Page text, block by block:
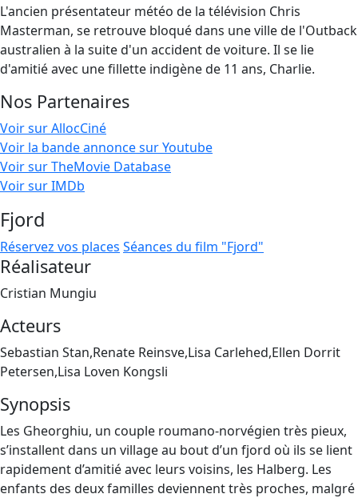
L'ancien présentateur météo de la télévision Chris
Masterman, se retrouve bloqué dans une ville de l'Outback
australien à la suite d'un accident de voiture. Il se lie
d'amitié avec une fillette indigène de 11 ans, Charlie.
Nos Partenaires
Voir sur AllocCiné
Voir la bande annonce sur Youtube
Voir sur TheMovie Database
Voir sur IMDb
Fjord
Réservez vos places Séances du film "Fjord"
Réalisateur
Cristian Mungiu
Acteurs
Sebastian Stan,Renate Reinsve,Lisa Carlehed,Ellen Dorrit
Petersen,Lisa Loven Kongsli
Synopsis
Les Gheorghiu, un couple roumano-norvégien très pieux,
s’installent dans un village au bout d’un fjord où ils se lient
rapidement d’amitié avec leurs voisins, les Halberg. Les
enfants des deux familles deviennent très proches, malgré